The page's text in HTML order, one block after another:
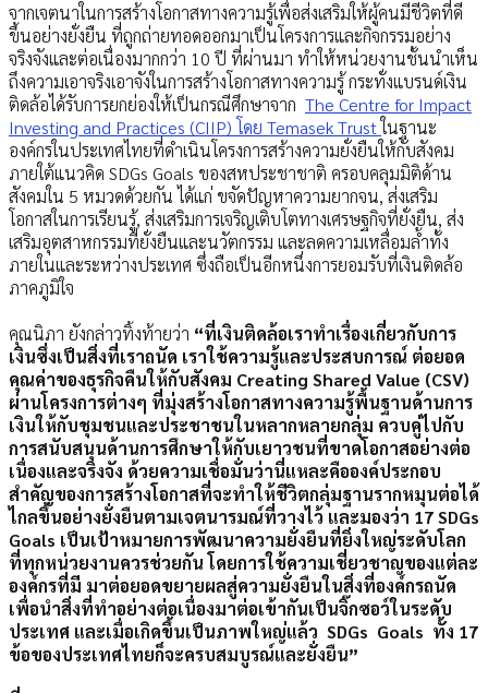
จากเจตนาในการสร้างโอกาสทางความรู้เพื่อส่งเสริมให้ผู้คนมีชีวิตที่ดี
ขึ้นอย่างยั่งยืน ที่ถูกถ่ายทอดออกมาเป็นโครงการและกิจกรรมอย่าง
จริงจังและต่อเนื่องมากกว่า 10 ปี ที่ผ่านมา ทำให้หน่วยงานชั้นนำเห็น
ถึงความเอาจริงเอาจังในการสร้างโอกาสทางความรู้ กระทั่งแบรนด์เงิน
ติดล้อได้รับการยกย่องให้เป็นกรณีศึกษาจาก The Centre for Impact
Investing and Practices (CIIP) โดย Temasek Trustในฐานะ
องค์กรในประเทศไทยที่ดำเนินโครงการสร้างความยั่งยืนให้กับสังคม
ภายใต้แนวคิด SDGs Goals ของสหประชาชาติ ครอบคลุมมิติด้าน
สังคมใน 5 หมวดด้วยกัน ได้แก่ ขจัดปัญหาความยากจน, ส่งเสริม
โอกาสในการเรียนรู้, ส่งเสริมการเจริญเติบโตทางเศรษฐกิจที่ยั่งยืน, ส่ง
เสริมอุตสาหกรรมที่ยั่งยืนและนวัตกรรม และลดความเหลื่อมล้ำทั้ง
ภายในและระหว่างประเทศ ซึ่งถือเป็นอีกหนึ่งการยอมรับที่เงินติดล้อ
ภาคภูมิใจ
คุณนิภา ยังกล่าวทิ้งท้ายว่า “ที่เงินติดล้อเราทำเรื่องเกี่ยวกับการ
เงินซึ่งเป็นสิ่งที่เราถนัด เราใช้ความรู้และประสบการณ์ ต่อยอด
คุณค่าของธุรกิจคืนให้กับสังคม Creating Shared Value (CSV)
ผ่านโครงการต่างๆ ที่มุ่งสร้างโอกาสทางความรู้พื้นฐานด้านการ
เงินให้กับชุมชนและประชาชนในหลากหลายกลุ่ม ควบคู่ไปกับ
การสนับสนุนด้านการศึกษาให้กับเยาวชนที่ขาดโอกาสอย่างต่อ
เนื่องและจริงจัง ด้วยความเชื่อมั่นว่านี่แหละคือองค์ประกอบ
สำคัญของการสร้างโอกาสที่จะทำให้ชีวิตกลุ่มฐานรากหมุนต่อได้
ไกลขึ้นอย่างยั่งยืนตามเจตนารมณ์ที่วางไว้ และมองว่า 17 SDGs
Goals เป็นเป้าหมายการพัฒนาความยั่งยืนที่ยิ่งใหญ่ระดับโลก
ที่ทุกหน่วยงานควรช่วยกัน โดยการใช้ความเชี่ยวชาญของแต่ละ
องค์กรที่มี มาต่อยอดขยายผลสู่ความยั่งยืนในสิ่งที่องค์กรถนัด
เพื่อนำสิ่งที่ทำอย่างต่อเนื่องมาต่อเข้ากันเป็นจิ๊กซอว์ในระดับ
ประเทศ และเมื่อเกิดขึ้นเป็นภาพใหญ่แล้ว SDGs Goals ทั้ง 17
ข้อของประเทศไทยก็จะครบสมบูรณ์และยั่งยืน”